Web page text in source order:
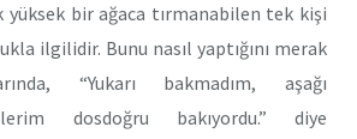
yüksek bir ağaca tırmanabilen tek kişi
ilgilidir. Bunu nasıl yaptığını merak
“Yukarı bakmadım, aşağı
dosdoğru bakıyordu.” diye